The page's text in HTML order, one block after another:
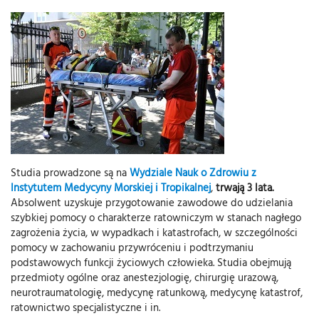
Studia prowadzone są naWydziale Nauk o Zdrowiu z
Instytutem Medycyny Morskiej i Tropikalnej,trwają 3 lata.
Absolwent uzyskuje przygotowanie zawodowe do udzielania
szybkiej pomocy o charakterze ratowniczym w stanach nagłego
zagrożenia życia, w wypadkach i katastrofach, w szczególności
pomocy w zachowaniu przywróceniu i podtrzymaniu
podstawowych funkcji życiowych człowieka. Studia obejmują
przedmioty ogólne oraz anestezjologię, chirurgię urazową,
neurotraumatologię, medycynę ratunkową, medycynę katastrof,
ratownictwo specjalistyczne i in.